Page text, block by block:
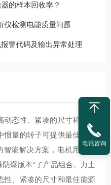
的样本回收率？
仪检测电能质量问题
警代码及输出异常处理
态性、紧凑的尺寸和最佳
惯量的转子可提供最佳批量
能解决方案，电机用作数
爆版本*了产品组合。 力士
性、紧凑的尺寸和最佳能源
电话咨询